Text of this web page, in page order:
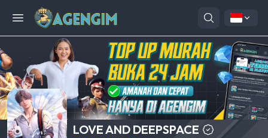
Open menu
LOVE AND DEEPSPACE